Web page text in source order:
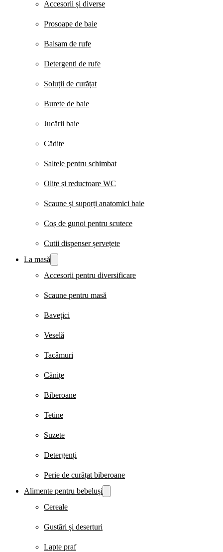
Accesorii și diverse
Prosoape de baie
Balsam de rufe
Detergenți de rufe
Soluții de curățat
Burete de baie
Jucării baie
Cădițe
Saltele pentru schimbat
Olițe și reductoare WC
Scaune și suporți anatomici baie
Coș de gunoi pentru scutece
Cutii dispenser șervețete
La masă
Accesorii pentru diversificare
Scaune pentru masă
Bavețici
Veselă
Tacâmuri
Cănițe
Biberoane
Tetine
Suzete
Detergenți
Perie de curățat biberoane
Alimente pentru bebeluși
Cereale
Gustări și deserturi
Lapte praf